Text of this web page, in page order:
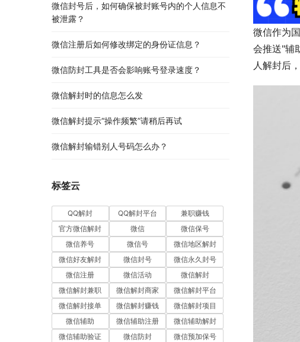
微信作为
会推送"辅
人解封后
微信封号后，如何确保被封账号内的个人信息不
被泄露？
微信注册后如何修改绑定的身份证信息？
微信防封工具是否会影响账号登录速度？
微信解封时的信息怎么发
微信解封提示“操作频繁”请稍后再试
微信解封输错别人号码怎么办？
标签云
QQ解封 QQ解封平台
兼职赚钱
官方微信解封
微信
微信保号
微信养号
微信号
微信地区解封
微信好友解封
微信封号
微信永久封号
微信注册
微信活动
微信解封
微信解封兼职
微信解封商家
微信解封平台
微信解封接单
微信解封赚钱
微信解封项目
微信辅助
微信辅助注册
微信辅助解封
微信辅助验证
微信防封
微信预加保号